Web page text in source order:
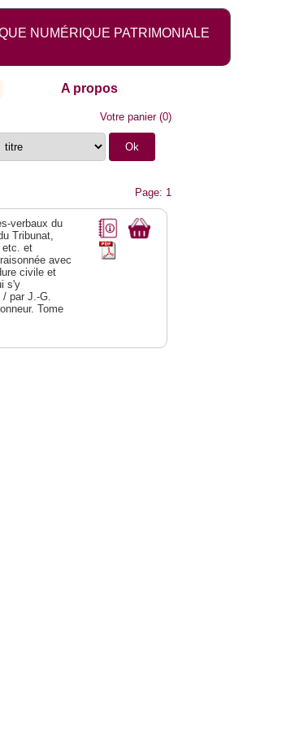
NUMÉRIQUE PATRIMONIALE
A propos
Votre panier(0)
Page: 1
verbaux du
Tribunat,
etc. et
avec
civile et
s'y
/ par J.-G.
Tome